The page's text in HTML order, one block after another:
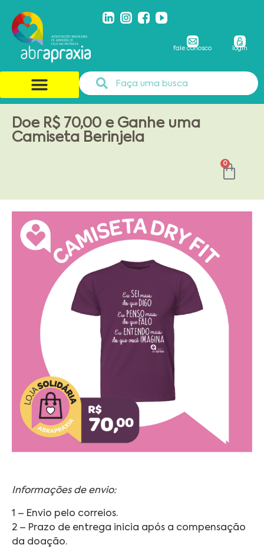
fale conosco login
Doe R$ 70,00 e Ganhe uma
Camiseta Berinjela
0
Informações de envio:
1 – Envio pelo correios.
2 – Prazo de entrega inicia após a compensação
da doação.